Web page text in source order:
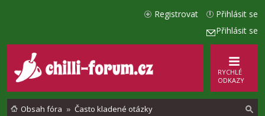
Přihlásit se
Přihlásit se
Registrovat
RYCHLÉ
ODKAZY
Obsah fóra Často kladené otázky